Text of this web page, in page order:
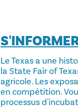
Le Texas a une
la State Fair of
agricole. Les
en compétition.
processus